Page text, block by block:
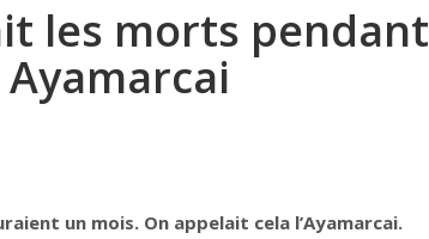
les morts pendant
un mois. On appelait cela l’Ayamarcai.